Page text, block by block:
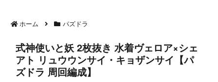
ホーム パズドラ
式神使いと妖 2枚抜き 水着ヴェロア×シェ
アト リュウウンサイ・キョザンサイ【パ
ズドラ 周回編成】